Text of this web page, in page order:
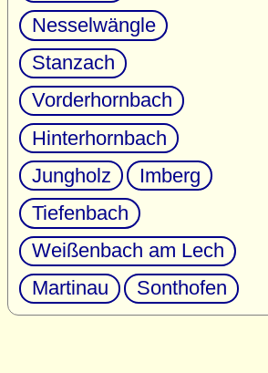
Nesselwängle
Stanzach
Vorderhornbach
Hinterhornbach
Jungholz
Imberg
Tiefenbach
Weißenbach am Lech
Martinau
Sonthofen